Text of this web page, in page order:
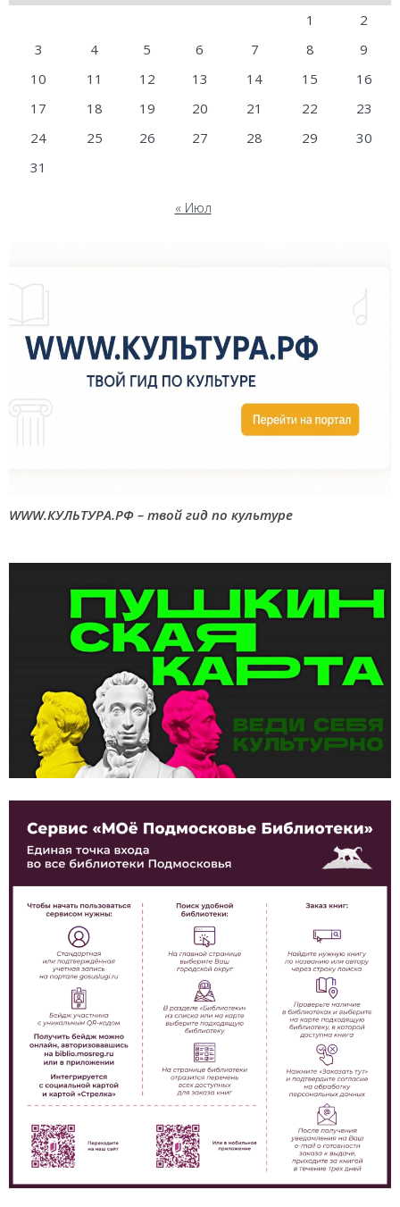
1
2
3
4 5 6 7 8
9
10
11 12 13 14 15
16
17
18 19 20 21 22
23
24
25 26 27 28 29
30
31
« Июл
WWW.КУЛЬТУРА.РФ – твой гид по культуре